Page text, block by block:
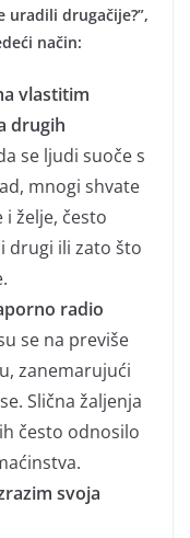
uradili drugačije?”,
način:
vlastitim
drugih
se ljudi suoče s
mnogi shvate
želje, često
drugi ili zato što
radio
se na previše
zanemarujući
Slična žaljenja
često odnosilo
svoja